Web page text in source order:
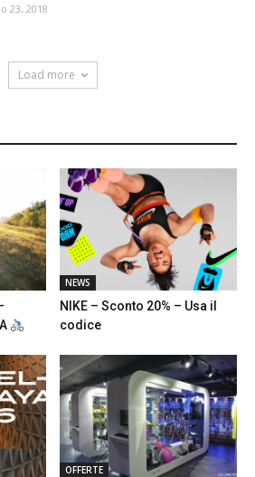
23, 2018
Load more
NEWS
NIKE – Sconto 20% – Usa il
codice
OFFERTE